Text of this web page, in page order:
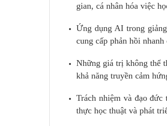
gian, cá nhân hóa việc
Ứng dụng AI trong
cung cấp phản hồi
Những giá trị không thể
khả năng truyền cảm
Trách nhiệm và đạo
thực học thuật và phát